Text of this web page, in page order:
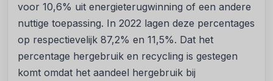
voor 10,6% uit energieterugwinning of een andere
nuttige toepassing. In 2022 lagen deze percentages
op respectievelijk 87,2% en 11,5%. Dat het
percentage hergebruik en recycling is gestegen
komt omdat het aandeel hergebruik bij